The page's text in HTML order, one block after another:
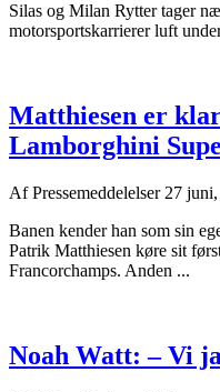
Silas og Milan Rytter tager
motorsportskarrierer luft
Matthiesen er
Lamborghini
AfPressemeddelelser 27
Banen kender han som sin
Patrik Matthiesen køre sit
Francorchamps. Anden ...
Noah Watt: – Vi